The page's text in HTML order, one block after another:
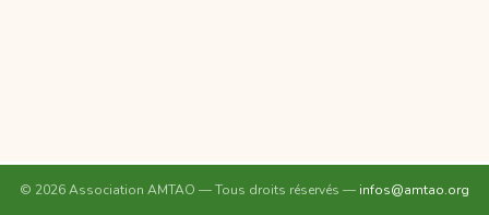
© 2026 Association AMTAO — Tous droits réservés — infos@amtao.org